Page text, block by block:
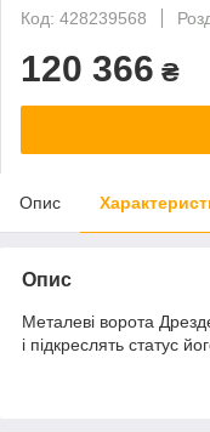
Код: 428239568
120 366 ₴
Опис
Опис
Металеві ворота
і підкреслять статус